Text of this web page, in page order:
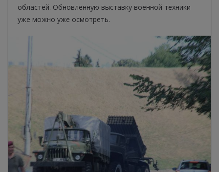
областей. Обновленную выставку военной техники
уже можно уже осмотреть.